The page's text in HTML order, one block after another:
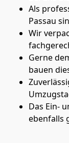
Als
Passau
Wir
Gerne
bauen
Das Ein-
ebenfalls